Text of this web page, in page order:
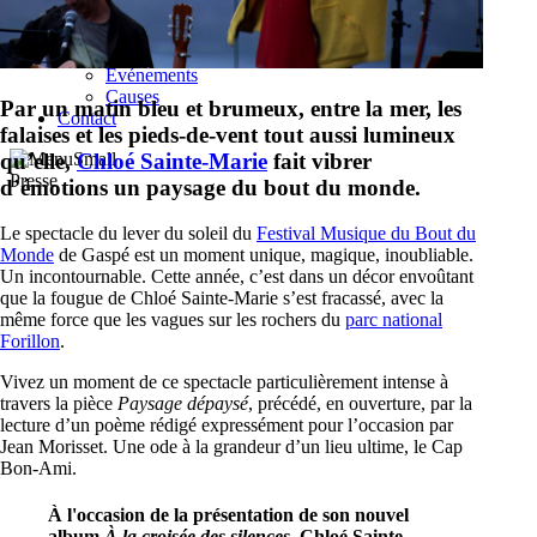
Par un matin bleu et brumeux, entre la mer, les
falaises et les pieds-de-vent tout aussi lumineux
qu’elle,Chloé Sainte-Marie fait vibrer
d’émotions un paysage du bout du monde.
Le spectacle du lever du soleil du Festival Musique du Bout du
Monde de Gaspé est un moment unique, magique, inoubliable.
Un incontournable. Cette année, c’est dans un décor envoûtant
que la fougue de Chloé Sainte-Marie s’est fracassé, avec la
même force que les vagues sur les rochers du parc national
Forillon.
Vivez un moment de ce spectacle particulièrement intense à
travers la pièce Paysage dépaysé, précédé, en ouverture, par la
lecture d’un poème rédigé expressément pour l’occasion par
Jean Morisset. Une ode à la grandeur d’un lieu ultime, le Cap
Bon-Ami.
À l'occasion de la présentation de son nouvel
Capsules-vidéo
Entrevues
En spectacle
Événements
Causes
Contact
Presse